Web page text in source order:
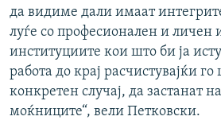
да видиме дали имаат
луѓе со професионален и личен
институциите кои што би ја
работа до крај расчистувајќи го
конкретен случај, да застанат
моќниците“, вели Петковски.